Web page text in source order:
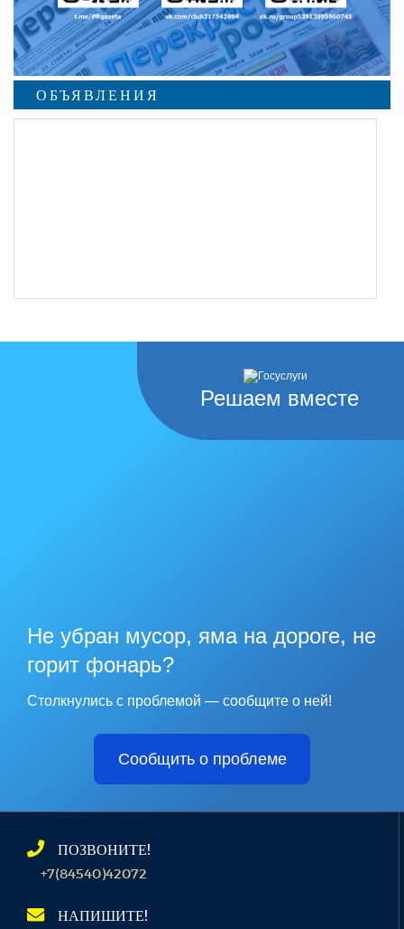
ОБЪЯВЛЕНИЯ
Решаем вместе
Не убран мусор, яма на дороге, не
горит фонарь?
Столкнулись с проблемой — сообщите о ней!
Сообщить о проблеме
ПОЗВОНИТЕ!
+7(84540)42072
НАПИШИТЕ!